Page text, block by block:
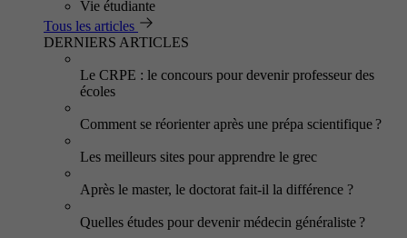
Vie étudiante
Tous les articles
DERNIERS ARTICLES
Le CRPE : le concours pour devenir professeur des
écoles
Comment se réorienter après une prépa scientifique ?
Les meilleurs sites pour apprendre le grec
Après le master, le doctorat fait-il la différence ?
Quelles études pour devenir médecin généraliste ?